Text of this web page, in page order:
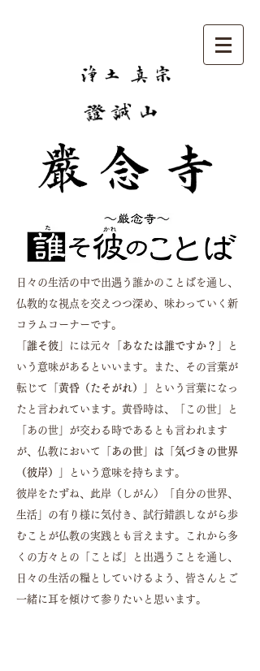
日々の生活の中で出遇う誰かのことばを通し、
仏教的な視点を交えつつ深め、味わっていく新
コラムコーナーです。
「誰そ彼」
には元々 「あなたは誰ですか？」
と
いう意味があるといいます。また、その言葉が
転じて
「黄昏（たそがれ）」
という言葉になっ
たと言われています。 黄昏時は、「この世」と
「あの世」が交わる時であるとも言われます
が、仏教において
「あの世」は「気づきの世界
（彼岸）」
という意味を持ちます。
彼岸をたずね、此岸（しがん）「自分の世界、
生活」の有り様に気付き、試行錯誤しながら歩
むことが仏教の実践とも言えます。
これから多
くの方々との「ことば」と出遇うことを通し、
日々の生活の糧としていけるよう、皆さんとご
一緒に耳を傾けて参りたいと思います。